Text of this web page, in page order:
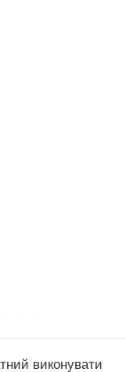
виконувати